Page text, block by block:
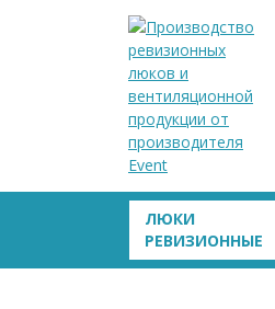
ЛЮКИ
РЕВИЗИОННЫЕ